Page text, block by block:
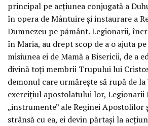
principal pe acțiunea conjugată a
în opera de Mântuire și instaurare a
Dumnezeu pe pământ. Legionarii,
în Maria, au drept scop de a o ajuta
misiunea ei de Mamă a Bisericii, de a
divină toți membrii Trupului lui
demonul care urmărește să rupă de
exercițiul apostolatului lor, Legionarii
„instrumente” ale Reginei
strânsă cu ea, ei devin părtași la